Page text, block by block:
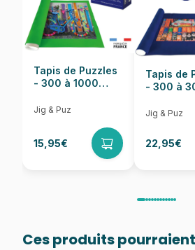
Dimensions 68 x
Tapis de Puzzles
- 300 à 1000
Jig & Puz
15,95€
Tapis de
- 300 à
Jig & Puz
22,95€
Ces produits